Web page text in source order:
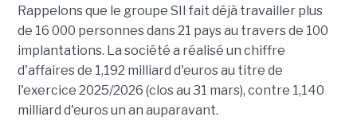
Rappelons que le groupe SII fait déjà travailler plus
de 16 000 personnes dans 21 pays au travers de 100
implantations. La société a réalisé un chiffre
d'affaires de 1,192 milliard d'euros au titre de
l'exercice 2025/2026 (clos au 31 mars), contre 1,140
milliard d'euros un an auparavant.